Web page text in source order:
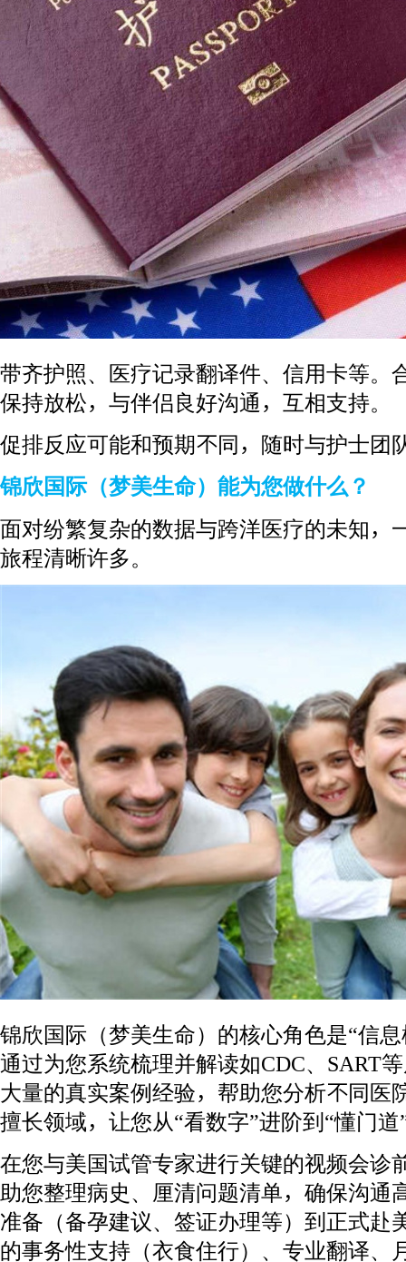
带齐护照、医疗记录翻译件、信用卡等。
保持放松，与伴侣良好沟通，互相支持。
促排反应可能和预期不同，随时与护士团
锦欣国际（梦美生命）能为您做什么？
面对纷繁复杂的数据与跨洋医疗的未知，
旅程清晰许多。
锦欣国际（梦美生命）的核心角色是“信
通过为您系统梳理并解读如CDC、SART
大量的真实案例经验，帮助您分析不同医
擅长领域，让您从“看数字”进阶到“懂门道
在您与美国试管专家进行关键的视频会诊
助您整理病史、厘清问题清单，确保沟通
准备（备孕建议、签证办理等）到正式赴
的事务性支持（衣食住行）、专业翻译、